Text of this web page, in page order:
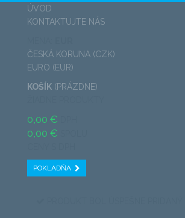
ÚVOD
KONTAKTUJTE NÁS
ČESKÁ KORUNA (CZK)
EURO (EUR)
KOŠÍK (PRÁZDNE)
0,00 €
0,00 €
POKLADŇA